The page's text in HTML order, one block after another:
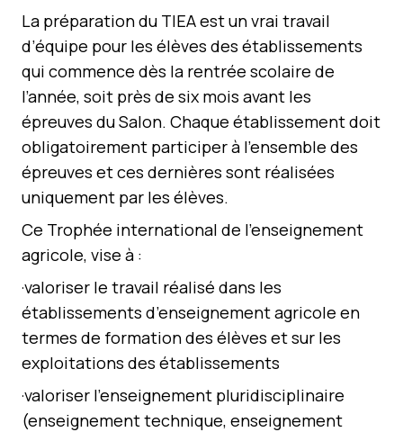
La préparation du TIEA est un vrai travail
d’équipe pour les élèves des établissements
qui commence dès la rentrée scolaire de
l’année, soit près de six mois avant les
épreuves du Salon. Chaque établissement doit
obligatoirement participer à l’ensemble des
épreuves et ces dernières sont réalisées
uniquement par les élèves.
Ce Trophée international de l’enseignement
agricole, vise à :
·valoriser le travail réalisé dans les
établissements d’enseignement agricole en
termes de formation des élèves et sur les
exploitations des établissements
·valoriser l’enseignement pluridisciplinaire
(enseignement technique, enseignement